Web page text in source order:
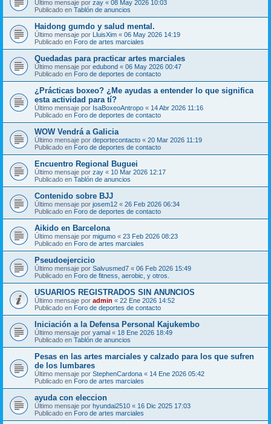
Último mensaje por zay « 08 May 2026 10:03
Publicado en Tablón de anuncios
Haidong gumdo y salud mental.
Último mensaje por LluisXim « 06 May 2026 14:19
Publicado en Foro de artes marciales
Quedadas para practicar artes marciales
Último mensaje por edubond « 06 May 2026 00:47
Publicado en Foro de deportes de contacto
¿Prácticas boxeo? ¿Me ayudas a entender lo que significa
esta actividad para tí?
Último mensaje por IsaBoxeoAntropo « 14 Abr 2026 11:16
Publicado en Foro de deportes de contacto
WOW Vendrá a Galicia
Último mensaje por deportecontacto « 20 Mar 2026 11:19
Publicado en Foro de deportes de contacto
Encuentro Regional Buguei
Último mensaje por zay « 10 Mar 2026 12:17
Publicado en Tablón de anuncios
Contenido sobre BJJ
Último mensaje por josem12 « 26 Feb 2026 06:34
Publicado en Foro de deportes de contacto
Aikido en Barcelona
Último mensaje por migumo « 23 Feb 2026 08:23
Publicado en Foro de artes marciales
Pseudoejercicio
Último mensaje por Salvusmed7 « 06 Feb 2026 15:49
Publicado en Foro de fitness, aerobic, y otros.
USUARIOS REGISTRADOS SIN ANUNCIOS
Último mensaje por admin « 22 Ene 2026 14:52
Publicado en Foro de deportes de contacto
Iniciación a la Defensa Personal Kajukembo
Último mensaje por yamal « 18 Ene 2026 18:49
Publicado en Tablón de anuncios
Pesas en las artes marciales y calzado para los que sufren
de los lumbares
Último mensaje por StephenCardona « 14 Ene 2026 05:42
Publicado en Foro de artes marciales
ayuda con eleccion
Último mensaje por hyundai2510 « 16 Dic 2025 17:03
Publicado en Foro de artes marciales